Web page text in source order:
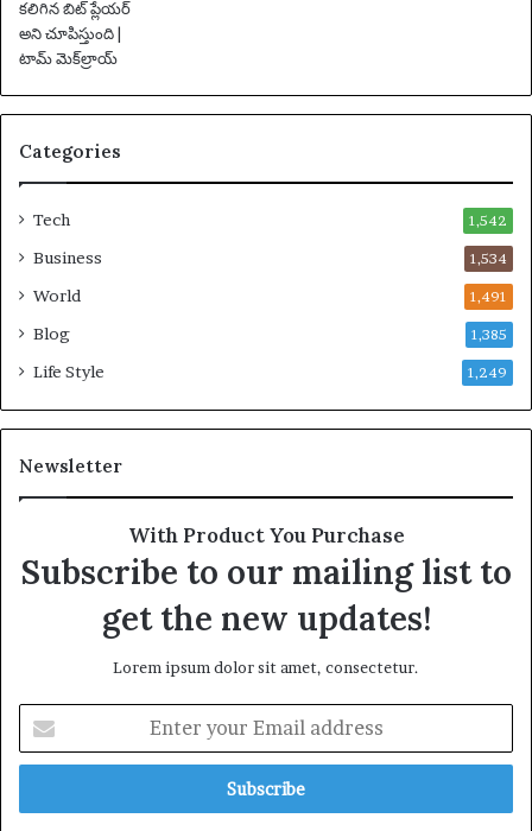
ల్
వా
ర్త
Categories
Tech 1,542
Business 1,534
World 1,491
Blog 1,385
Life Style 1,249
Newsletter
With Product You Purchase
Subscribe to our mailing list to
get the new updates!
Lorem ipsum dolor sit amet, consectetur.
t
r